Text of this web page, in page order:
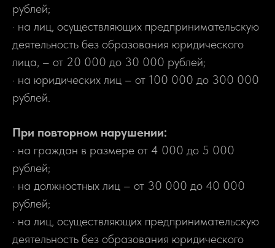
рублей;
· на лиц, осуществляющих предпринимательскую
деятельность без образования юридического
лица, – от 20 000 до 30 000 рублей;
· на юридических лиц – от 100 000 до 300 000
рублей.
При повторном нарушении:
· на граждан в размере от 4 000 до 5 000
рублей;
· на должностных лиц – от 30 000 до 40 000
рублей;
· на лиц, осуществляющих предпринимательскую
деятельность без образования юридического